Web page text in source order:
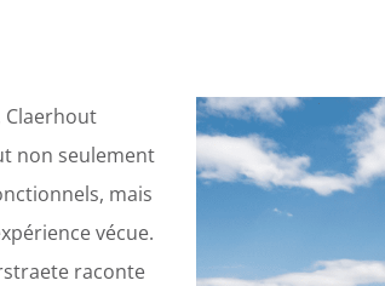
Claerhout
non seulement
mais
vécue.
raconte